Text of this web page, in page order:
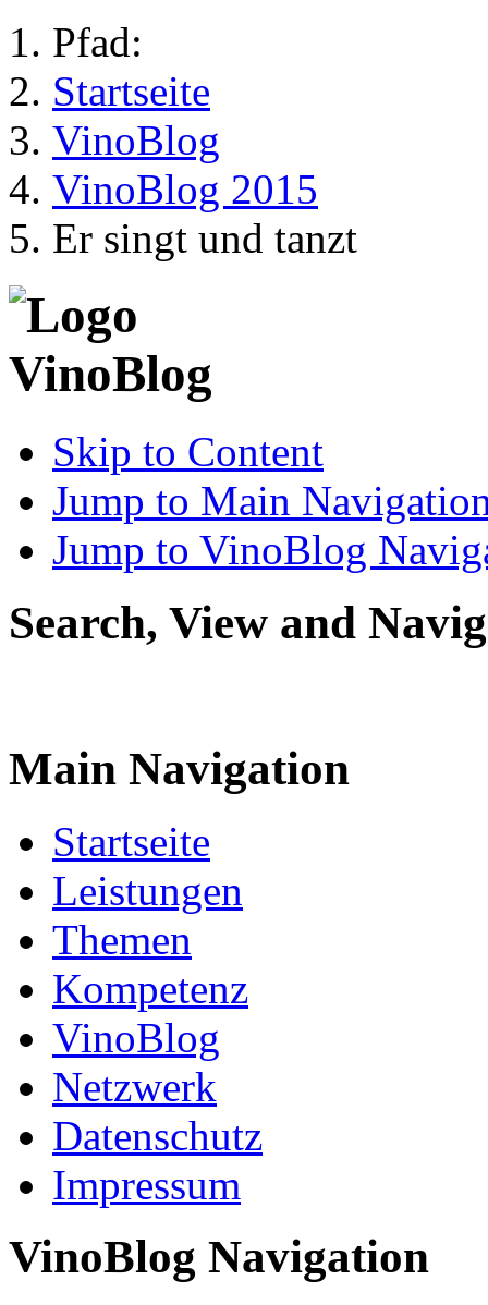
Pfad:
Startseite
VinoBlog
VinoBlog 2015
Er singt und tanzt
Skip to Content
Jump to Main
Jump to VinoBlog
Search, View and
Main Navigation
Startseite
Leistungen
Themen
Kompetenz
VinoBlog
Netzwerk
Datenschutz
Impressum
VinoBlog Navigation